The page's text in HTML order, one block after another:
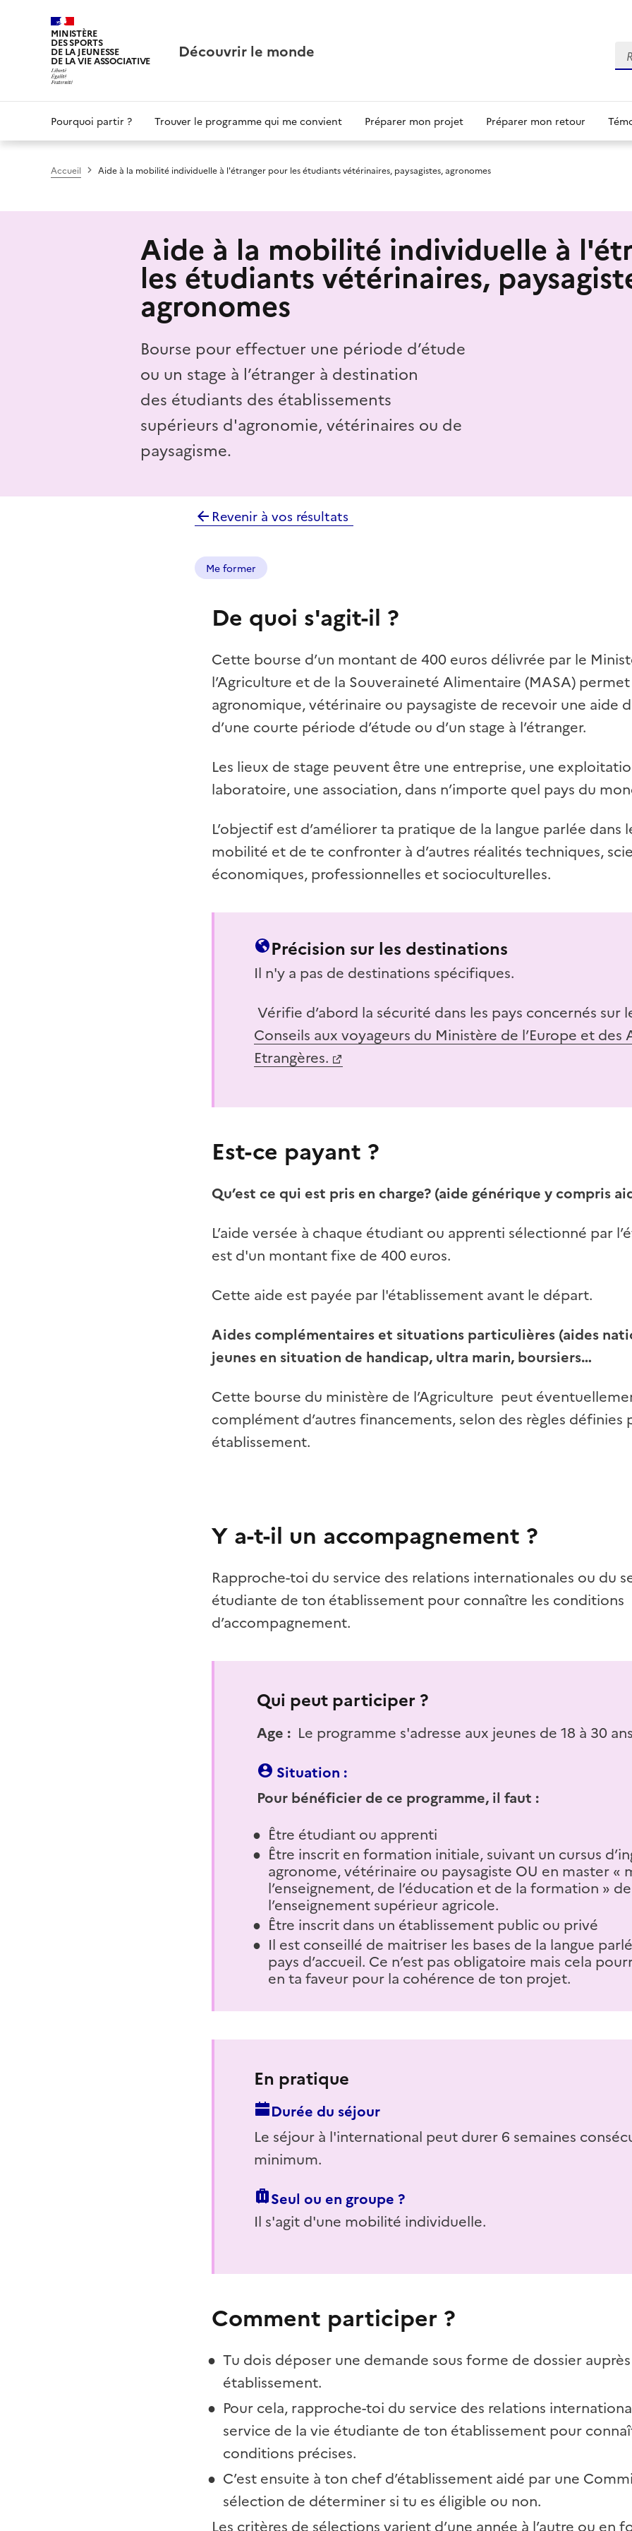
MINISTÈRE
DES SPORTS
DE LA JEUNESSE
DE LA VIE ASSOCIATIVE
Découvrir le monde
navigation
Pourquoi partir ? Trouver le programme qui me convient Préparer mon projet Préparer mon retour
Accueil Aide à la mobilité individuelle à l'étranger pour les étudiants vétérinaires, paysagistes, agronomes
Aide à la mobilité individuelle à
les étudiants vétérinaires,
agronomes
Bourse pour effectuer une période d’étude
ou un stage à l’étranger à destination
des étudiants des établissements
supérieurs d'agronomie, vétérinaires ou de
paysagisme.
Revenir à vos résultats
Me former
De quoi s'agit-il ?
Cette bourse d’un montant de 400 euros délivrée par le
l’Agriculture et de la Souveraineté Alimentaire (MASA)
agronomique, vétérinaire ou paysagiste de recevoir une aide
d’une courte période d’étude ou d’un stage à l’étranger.
Les lieux de stage peuvent être une entreprise, une
laboratoire, une association, dans n’importe quel pays du
L’objectif est d’améliorer ta pratique de la langue parlée dans
mobilité et de te confronter à d’autres réalités techniques,
économiques, professionnelles et socioculturelles.
Précision sur les destinations
Il n'y a pas de destinations spécifiques.
Vérifie d’abord la sécurité dans les pays concernés sur
Conseils aux voyageurs du Ministère de l’Europe et des
Etrangères.
Est-ce payant ?
Qu’est ce qui est pris en charge? (aide générique y compris
L’aide versée à chaque étudiant ou apprenti sélectionné par
est d'un montant fixe de 400 euros.
Cette aide est payée par l'établissement avant le départ.
Aides complémentaires et situations particulières (aides
jeunes en situation de handicap, ultra marin, boursiers…
Cette bourse du ministère de l’Agriculture peut
complément d’autres financements, selon des règles définies
établissement.
Y a-t-il un accompagnement ?
Rapproche-toi du service des relations internationales ou du
étudiante de ton établissement pour connaître les conditions
d’accompagnement.
Qui peut participer ?
Age : Le programme s'adresse aux jeunes de 18 à 30
Situation :
Pour bénéficier de ce programme, il faut :
Être étudiant ou apprenti
Être inscrit en formation initiale, suivant un cursus
agronome, vétérinaire ou paysagiste OU en master «
l’enseignement, de l’éducation et de la formation » de
l’enseignement supérieur agricole.
Être inscrit dans un établissement public ou privé
Il est conseillé de maitriser les bases de la langue
pays d’accueil. Ce n’est pas obligatoire mais cela
en ta faveur pour la cohérence de ton projet.
En pratique
Durée du séjour
Le séjour à l'international peut durer 6 semaines
minimum.
Seul ou en groupe ?
Il s'agit d'une mobilité individuelle.
Comment participer ?
Tu dois déposer une demande sous forme de dossier
établissement.
Pour cela, rapproche-toi du service des relations
service de la vie étudiante de ton établissement pour
conditions précises.
C’est ensuite à ton chef d’établissement aidé par une
sélection de déterminer si tu es éligible ou non.
Les critères de sélections varient d’une année à l’autre ou en